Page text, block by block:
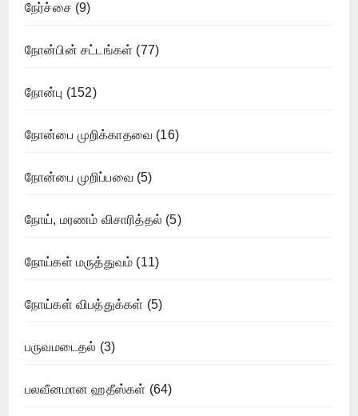
நேர்ச்சை (9)
நோன்பின் சட்டங்கள் (77)
நோன்பு (152)
நோன்பை முறிக்காதவை (16)
நோன்பை முறிப்பவை(5)
நோய், மரணம் விசாரித்தல் (5)
நோய்கள் மருத்துவம் (11)
நோய்கள் விபத்துக்கள் (5)
பருவமடைதல் (3)
பலவீனமான ஹதீஸ்கள் (64)